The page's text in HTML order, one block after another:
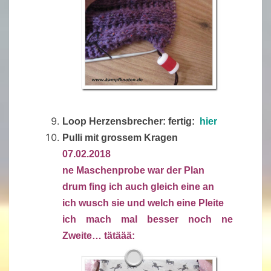
Loop Herzensbrecher: fertig:
hier
Pulli mit grossem Kragen
07.02.2018
ne Maschenprobe war der Plan
drum fing ich auch gleich eine an
ich wusch sie und welch eine Pleite
ich mach mal besser noch ne
Zweite… tätäää: